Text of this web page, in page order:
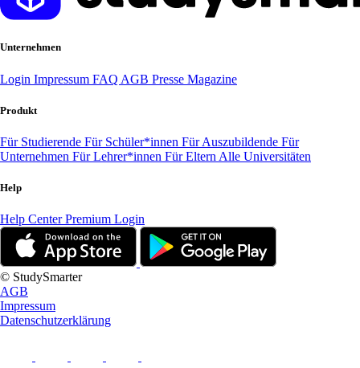
Unternehmen
Login Impressum FAQ AGB Presse Magazine
Produkt
Für Studierende Für Schüler*innen Für Auszubildende Für
Unternehmen Für Lehrer*innen Für Eltern Alle Universitäten
Help
Help CenterPremium Login
© StudySmarter
AGB
Impressum
Datenschutzerklärung